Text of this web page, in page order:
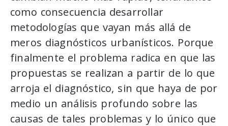
como consecuencia desarrollar
metodologías que vayan más allá de
meros diagnósticos urbanísticos. Porque
finalmente el problema radica en que las
propuestas se realizan a partir de lo que
arroja el diagnóstico, sin que haya de por
medio un análisis profundo sobre las
causas de tales problemas y lo único que